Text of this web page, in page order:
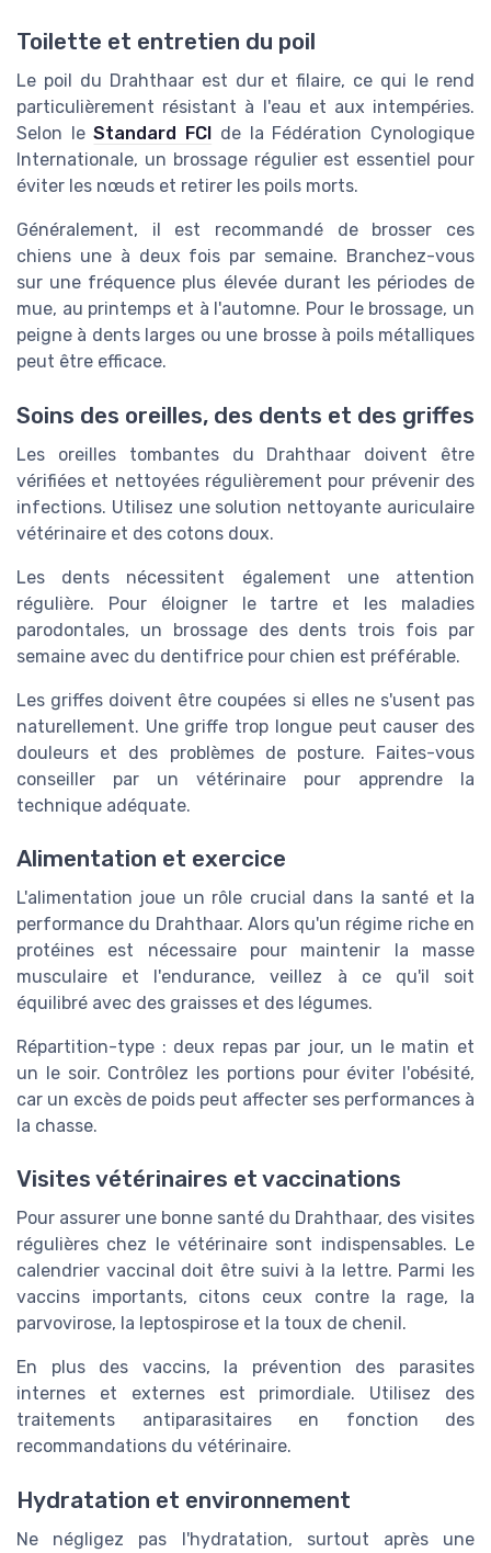
Toilette et entretien du poil
Le poil du Drahthaar est dur et filaire, ce qui le rend
particulièrement résistant à l'eau et aux intempéries.
Selon leStandard FCI
de la Fédération Cynologique
Internationale, un brossage régulier est essentiel pour
éviter les nœuds et retirer les poils morts.
Généralement, il est recommandé de brosser ces
chiens une à deux fois par semaine. Branchez-vous
sur une fréquence plus élevée durant les périodes de
mue, au printemps et à l'automne. Pour le brossage, un
peigne à dents larges ou une brosse à poils métalliques
peut être efficace.
Soins des oreilles, des dents et des griffes
Les oreilles tombantes du Drahthaar doivent être
vérifiées et nettoyées régulièrement pour prévenir des
infections. Utilisez une solution nettoyante auriculaire
vétérinaire et des cotons doux.
Les dents nécessitent également une attention
régulière. Pour éloigner le tartre et les maladies
parodontales, un brossage des dents trois fois par
semaine avec du dentifrice pour chien est préférable.
Les griffes doivent être coupées si elles ne s'usent pas
naturellement. Une griffe trop longue peut causer des
douleurs et des problèmes de posture. Faites-vous
conseiller par un vétérinaire pour apprendre la
technique adéquate.
Alimentation et exercice
L'alimentation joue un rôle crucial dans la santé et la
performance du Drahthaar. Alors qu'un régime riche en
protéines est nécessaire pour maintenir la masse
musculaire et l'endurance, veillez à ce qu'il soit
équilibré avec des graisses et des légumes.
Répartition-type : deux repas par jour, un le matin et
un le soir. Contrôlez les portions pour éviter l'obésité,
car un excès de poids peut affecter ses performances à
la chasse.
Visites vétérinaires et vaccinations
Pour assurer une bonne santé du Drahthaar, des visites
régulières chez le vétérinaire sont indispensables. Le
calendrier vaccinal doit être suivi à la lettre. Parmi les
vaccins importants, citons ceux contre la rage, la
parvovirose, la leptospirose et la toux de chenil.
En plus des vaccins, la prévention des parasites
internes et externes est primordiale. Utilisez des
traitements antiparasitaires en fonction des
recommandations du vétérinaire.
Hydratation et environnement
Ne négligez pas l'hydratation, surtout après une